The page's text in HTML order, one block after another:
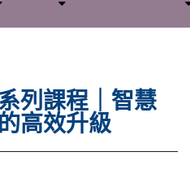
列課程｜智慧
高效升級